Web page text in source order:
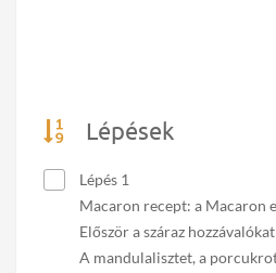
Lépések
Lépés 1
Macaron recept: a Macaron
Először a száraz
A mandulalisztet, a